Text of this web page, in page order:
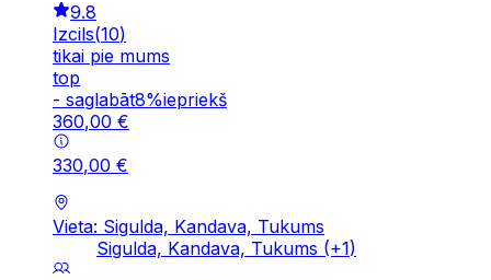
9.8
Izcils(10)
tikai pie mums
top
- saglabāt8%iepriekš
360,00 €
330,00 €
Vieta: Sigulda, Kandava, Tukums
Sigulda, Kandava, Tukums (+1)